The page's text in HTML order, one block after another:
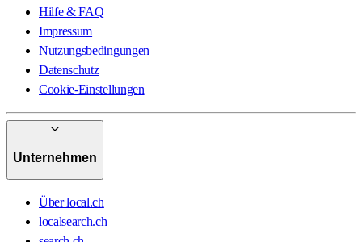
Hilfe & FAQ
Impressum
Nutzungsbedingungen
Datenschutz
Cookie-Einstellungen
Unternehmen
Über local.ch
localsearch.ch